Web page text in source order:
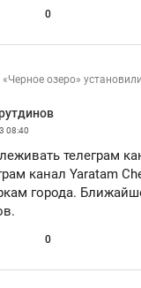
0
«Черное озеро»
08:40
телеграм
канал Yaratam
города.
0